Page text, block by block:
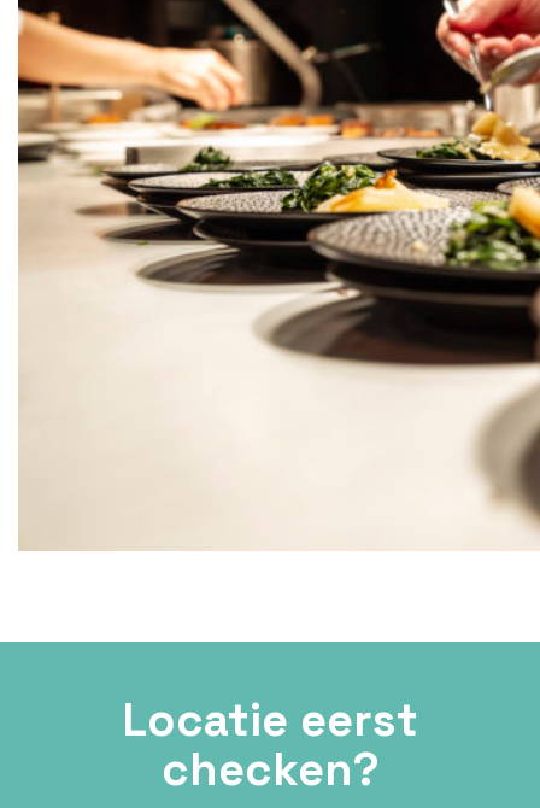
Locatie eerst
checken?